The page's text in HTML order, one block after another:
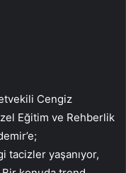
Cengiz
Eğitim ve Rehberlik
tacizler yaşanıyor,